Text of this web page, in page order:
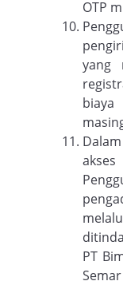
OTP
yang
PT